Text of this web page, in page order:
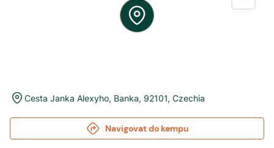
Cesta Janka Alexyho, Banka, 92101, Czechia
Navigovat do kempu